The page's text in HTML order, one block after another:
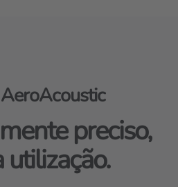
preciso,
utilização.